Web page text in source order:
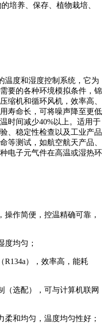
培养、保存、植物栽培、
温度和湿度控制系统，它为
要的各种环境模拟条件，锦
缩机和循环风机，效率高、
寿命长，可将噪声降至更低
时间减少40%以上。适用于
、稳定性检查以及工业产品
等测试，如航空航天产品、
电子元气件在高温或湿热环
作简便，控温精确可靠，
度均匀；
），效率高，能耗
（选配），可与计算机联网
和均匀，温度均匀性好；